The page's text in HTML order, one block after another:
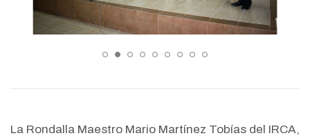
La Rondalla Maestro Mario Martínez Tobías del IRCA,